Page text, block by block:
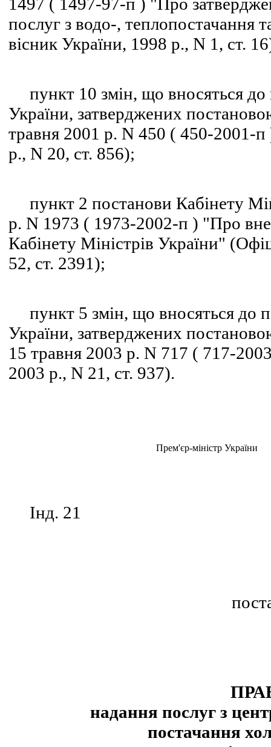
послуг з водо-, теплопостачання
вісник України, 1998 р., N 1, ст.
пункт 10 змін, що вносяться до
України, затверджених
травня 2001 р. N 450 ( 450-2001-
р., N 20, ст. 856);
пункт 2 постанови Кабінету
р. N 1973 ( 1973-2002-п ) "Про
Кабінету Міністрів України"
52, ст. 2391);
пункт 5 змін, що вносяться до
України, затверджених
15 травня 2003 р. N 717 ( 717-
2003 р., N 21, ст. 937).
Прем'єр-міністр
Інд. 21
надання послуг з
постачання